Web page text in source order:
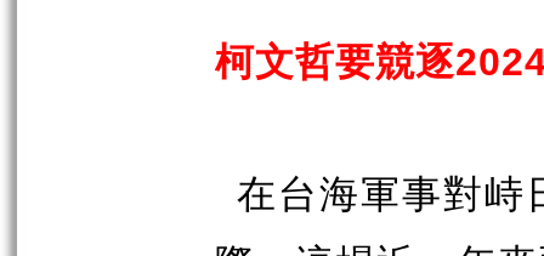
柯文哲要競逐
在台海軍事對峙